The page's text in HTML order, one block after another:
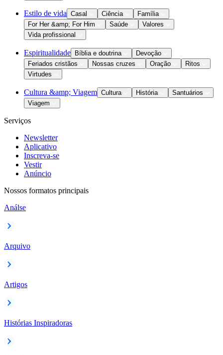
Estilo de vida Casal Ciência
Família
For Her &amp; For Him
Saúde
Valores
Vida profissional
Espiritualidade Bíblia e doutrina
Devoção
Feriados cristãos
Nossas cruzes Oração
Ritos
Virtudes
Cultura &amp; Viagem Cultura História
Santuários
Viagem
Serviços
Newsletter
Aplicativo
Inscreva-se
Vestir
Anúncio
Nossos formatos principais
Análse
Arquivo
Artigos
Histórias Inspiradoras